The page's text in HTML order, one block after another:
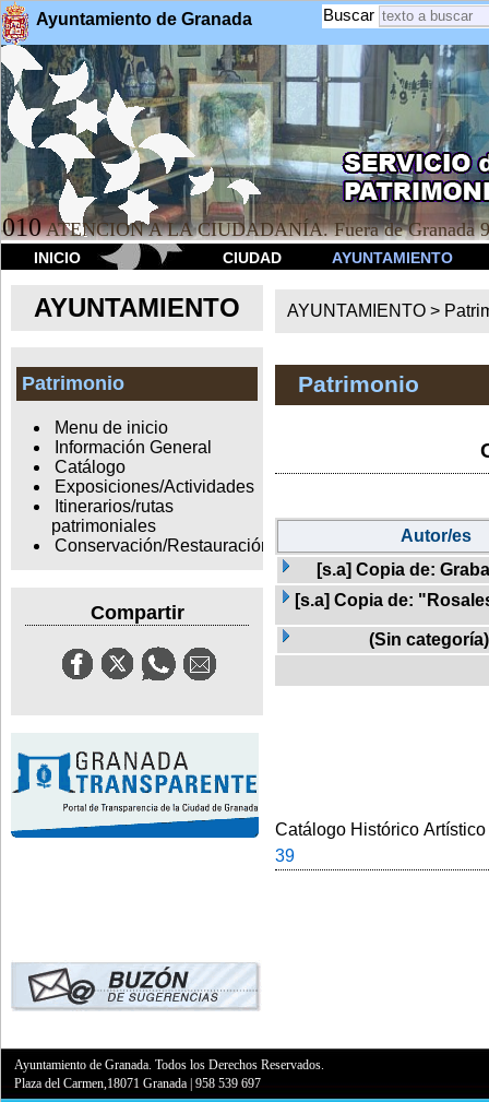
Ayuntamiento de Granada Buscar
010 ATENCION A LA CIUDADANÍA. Fuera de Granada
INICIO CIUDAD AYUNTAMIENTO
AYUNTAMIENTO
Patrimonio
Menu de inicio
Información General
Catálogo
Exposiciones/Actividades
Itinerarios/rutas
patrimoniales
Conservación/Restauración
Compartir
AYUNTAMIENTO >
Patrimonio
Autor/es
[s.a] Copia de:
[s.a] Copia de:
(Sin categoría)
Catálogo Histórico
39
Ayuntamiento de Granada. Todos los Derechos Reservados.
Plaza del Carmen,18071 Granada |958 539 697